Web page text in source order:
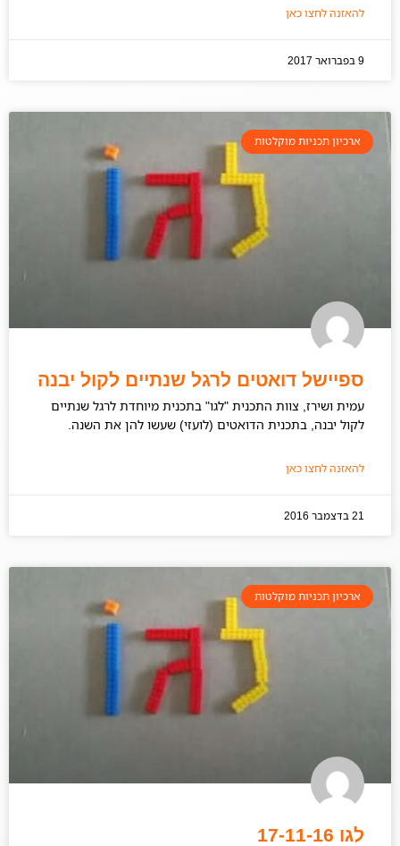
להאזנה לחצו כאן
9 בפברואר 2017
ארכיון תכניות מוקלטות
ספיישל דואטים לרגל שנתיים לקול יבנה
עמית ושירז, צוות התכנית "לגו" בתכנית מיוחדת לרגל שנתיים
לקול יבנה, בתכנית הדואטים (לועזי) שעשו להן את השנה.
להאזנה לחצו כאן
21 בדצמבר 2016
ארכיון תכניות מוקלטות
לגו 17-11-16